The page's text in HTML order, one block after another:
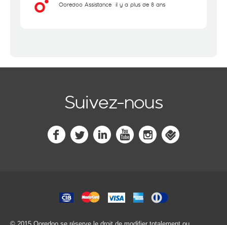
Ooredoo Assistance il y a plus de 8 ans
Suivez-nous